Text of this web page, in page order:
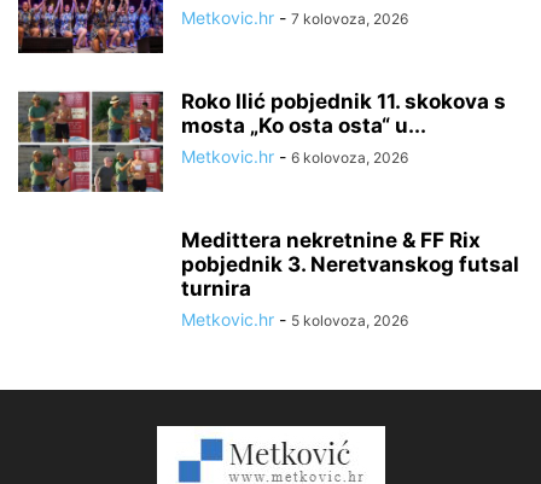
Metkovic.hr - 7 kolovoza, 2026
Roko Ilić pobjednik 11. skokova s
mosta „Ko osta osta“ u...
Metkovic.hr - 6 kolovoza, 2026
Medittera nekretnine & FF Rix
pobjednik 3. Neretvanskog futsal
turnira
Metkovic.hr - 5 kolovoza, 2026